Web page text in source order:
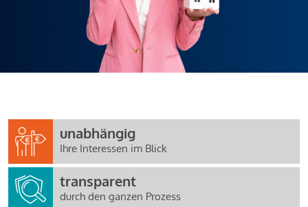
unabhängig
Ihre Interessen im Blick
transparent
durch den ganzen Prozess